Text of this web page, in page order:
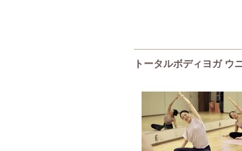
トータルボディヨガ